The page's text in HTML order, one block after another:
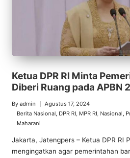
Ketua DPR RI Minta
Diberi Ruang pada APBN
Posted
By admin Agustus 17, 2024
Posted
Berita Nasional, DPR RI, MPR RI, Nasional,
Maharani
Jakarta, Jatengpers – Ketua DPR RI
mengingatkan agar pemerintahan